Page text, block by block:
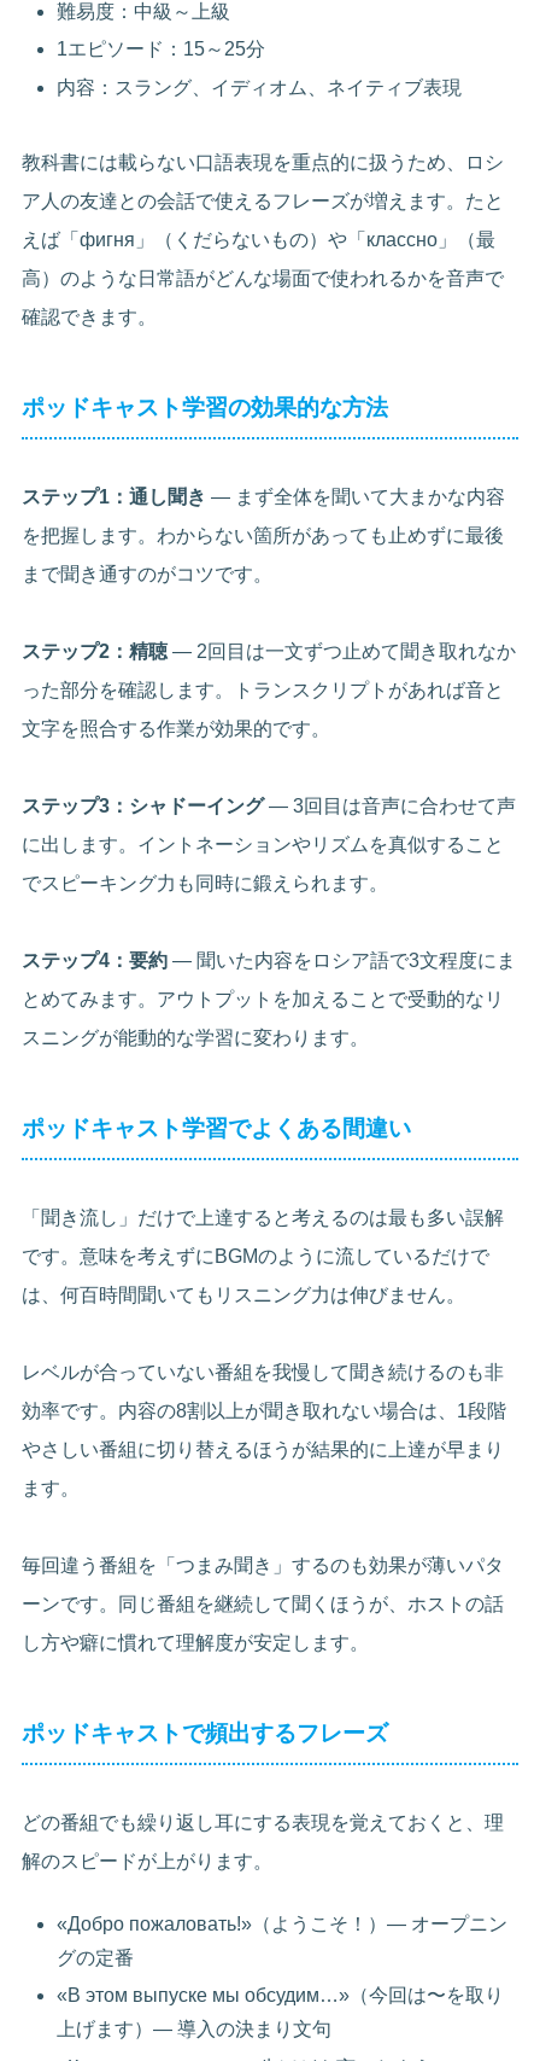
難易度：中級～上級
1エピソード：15～25分
内容：スラング、イディオム、ネイティブ表現
教科書には載らない口語表現を重点的に扱うため、ロシ
ア人の友達との会話で使えるフレーズが増えます。たと
えば「фигня」（くだらないもの）や「классно」（最
高）のような日常語がどんな場面で使われるかを音声で
確認できます。
ポッドキャスト学習の効果的な方法
ステップ1：通し聞き — まず全体を聞いて大まかな内容
を把握します。わからない箇所があっても止めずに最後
まで聞き通すのがコツです。
ステップ2：精聴— 2回目は一文ずつ止めて聞き取れなか
った部分を確認します。トランスクリプトがあれば音と
文字を照合する作業が効果的です。
ステップ3：シャドーイング— 3回目は音声に合わせて声
に出します。イントネーションやリズムを真似すること
でスピーキング力も同時に鍛えられます。
ステップ4：要約 — 聞いた内容をロシア語で3文程度にま
とめてみます。アウトプットを加えることで受動的なリ
スニングが能動的な学習に変わります。
ポッドキャスト学習でよくある間違い
「聞き流し」だけで上達すると考えるのは最も多い誤解
です。意味を考えずにBGMのように流しているだけで
は、何百時間聞いてもリスニング力は伸びません。
レベルが合っていない番組を我慢して聞き続けるのも非
効率です。内容の8割以上が聞き取れない場合は、1段階
やさしい番組に切り替えるほうが結果的に上達が早まり
ます。
毎回違う番組を「つまみ聞き」するのも効果が薄いパタ
ーンです。同じ番組を継続して聞くほうが、ホストの話
し方や癖に慣れて理解度が安定します。
ポッドキャストで頻出するフレーズ
どの番組でも繰り返し耳にする表現を覚えておくと、理
解のスピードが上がります。
«Добро пожаловать!»（ようこそ！）— オープニン
グの定番
«В этом выпуске мы обсудим…»（今回は〜を取り
上げます）— 導入の決まり文句